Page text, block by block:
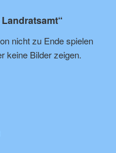
nicht zu Ende spielen
keine Bilder zeigen.